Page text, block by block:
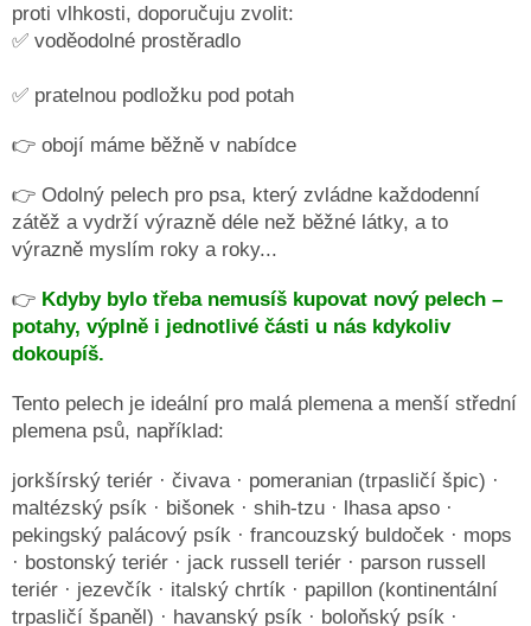
proti vlhkosti, doporučuju zvolit:
✅ voděodolné prostěradlo
✅ pratelnou podložku pod potah
👉 obojí máme běžně v nabídce
👉 Odolný pelech pro psa, který zvládne každodenní
zátěž a vydrží výrazně déle než běžné látky, a to
výrazně myslím roky a roky...
👉 Kdyby bylo třeba nemusíš kupovat nový pelech –
potahy, výplně i jednotlivé části u nás kdykoliv
dokoupíš.
Tento pelech je ideální pro malá plemena a menší střední
plemena psů, například:
jorkšírský teriér · čivava · pomeranian (trpasličí špic) ·
maltézský psík · bišonek · shih-tzu · lhasa apso ·
pekingský palácový psík · francouzský buldoček · mops
· bostonský teriér · jack russell teriér · parson russell
teriér · jezevčík · italský chrtík · papillon (kontinentální
trpasličí španěl) · havanský psík · boloňský psík ·